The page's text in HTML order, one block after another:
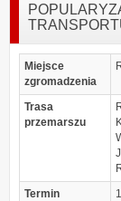
Miejsce
zgromadzenia
Trasa
przemarszu
Termin